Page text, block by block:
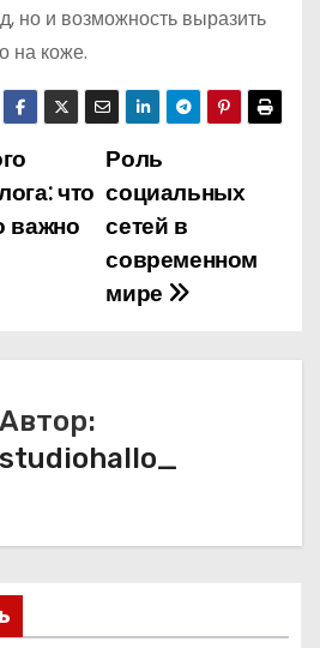
но и возможность выразить
на коже.
Роль
социальных
сетей в
современном
мире
что
важно
Автор:
studiohallo_